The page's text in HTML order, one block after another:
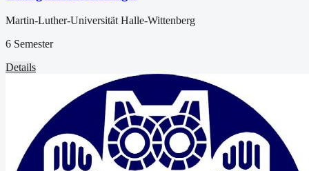
Martin-Luther-Universität Halle-Wittenberg
6 Semester
Details